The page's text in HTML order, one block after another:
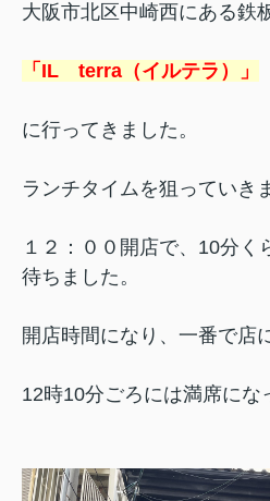
大阪市北区中崎西にある鉄
「IL terra（イルテラ）」
に行ってきました。
ランチタイムを狙っていき
１２：００開店で、10分く
待ちました。
開店時間になり、一番で店
12時10分ごろには満席にな